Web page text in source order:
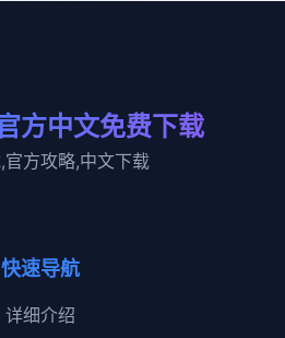
方中文免费下载
官方攻略,中文下载
快速导航
详细介绍